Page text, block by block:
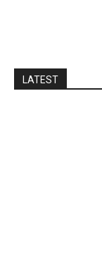
LATEST